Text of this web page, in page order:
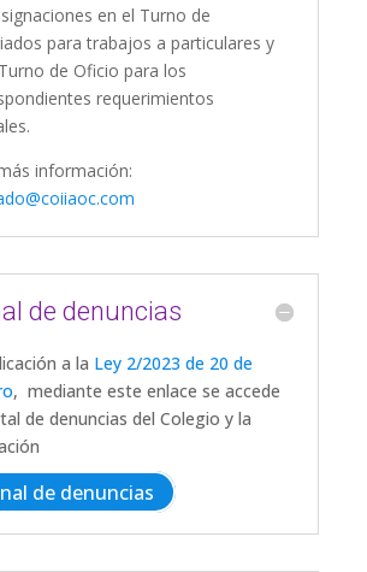
en el Turno de
para trabajos a particulares y
de Oficio para los
requerimientos
información:
de denuncias
a la Ley 2/2023 de 20 de
, mediante este enlace se accede
de denuncias del Colegio y la
de denuncias